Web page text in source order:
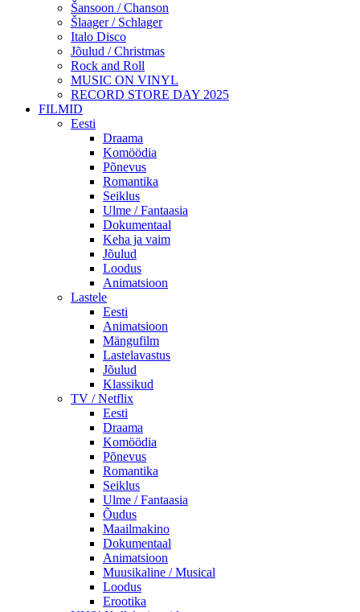
Šansoon / Chanson
Šlaager / Schlager
Italo Disco
Jõulud / Christmas
Rock and Roll
MUSIC ON VINYL
RECORD STORE DAY 2025
FILMID
Eesti
Draama
Komöödia
Põnevus
Romantika
Seiklus
Ulme / Fantaasia
Dokumentaal
Keha ja vaim
Jõulud
Loodus
Animatsioon
Lastele
Eesti
Animatsioon
Mängufilm
Lastelavastus
Jõulud
Klassikud
TV / Netflix
Eesti
Draama
Komöödia
Põnevus
Romantika
Seiklus
Ulme / Fantaasia
Õudus
Maailmakino
Dokumentaal
Animatsioon
Muusikaline / Musical
Loodus
Erootika